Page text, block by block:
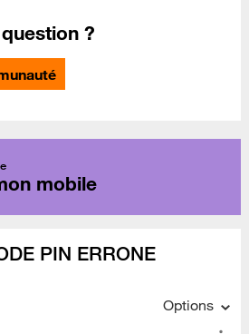
?
mobile
PIN ERRONE
Options